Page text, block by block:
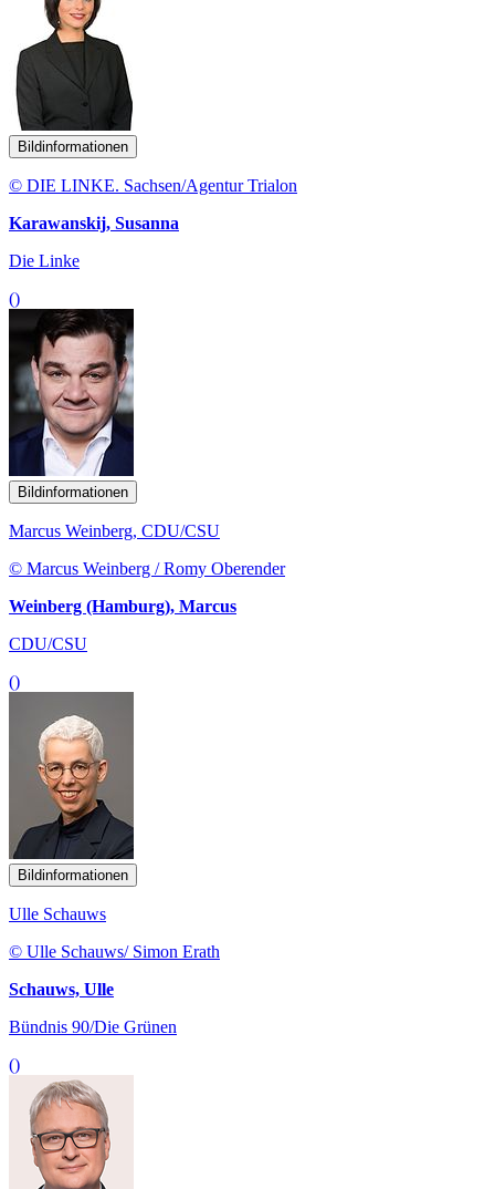
Bildinformationen
© DIE LINKE. Sachsen/Agentur Trialon
Karawanskij, Susanna
Die Linke
()
Bildinformationen
Marcus Weinberg, CDU/CSU
© Marcus Weinberg / Romy Oberender
Weinberg (Hamburg), Marcus
CDU/CSU
()
Bildinformationen
Ulle Schauws
© Ulle Schauws/ Simon Erath
Schauws, Ulle
Bündnis 90/Die Grünen
()